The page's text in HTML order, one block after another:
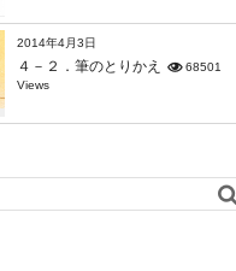
2014年4月3日
４－２．筆のとりかえ
68501
Views